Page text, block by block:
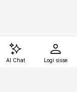
AI Chat Logi sisse